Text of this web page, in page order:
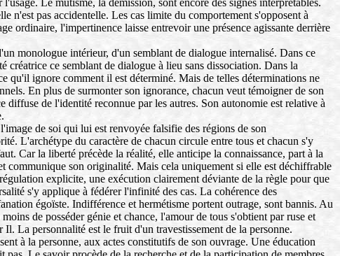
Le mutisme, la démission, sont encore des signes interprétables.
n'est pas accidentelle. Les cas limite du comportement s'opposent à
ordinaire, l'impertinence laisse entrevoir une présence agissante derrière
monologue intérieur, d'un semblant de dialogue internalisé. Dans ce
créatrice ce semblant de dialogue à lieu sans dissociation. Dans la
qu'il ignore comment il est déterminé. Mais de telles déterminations ne
En plus de surmonter son ignorance, chacun veut témoigner de son
de l'identité reconnue par les autres. Son autonomie est relative à
de soi qui lui est renvoyée falsifie des régions de son
L'archétype du caractère de chacun circule entre tous et chacun s'y
Car la liberté précède la réalité, elle anticipe la connaissance, part à la
communique son originalité. Mais cela uniquement si elle est déchiffrable
explicite, une exécution clairement déviante de la règle pour que
s'y applique à fédérer l'infinité des cas. La cohérence des
égoïste. Indifférence et hermétisme portent outrage, sont bannis. Au
de posséder génie et chance, l'amour de tous s'obtient par ruse et
La personnalité est le fruit d'un travestissement de la personne.
à la personne, aux actes constitutifs de son ouvrage. Une éducation